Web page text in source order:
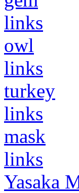
links
owl
links
turkey
links
mask
links
Yasaka